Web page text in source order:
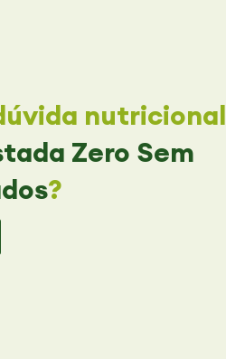
nutricional
Zero Sem
?